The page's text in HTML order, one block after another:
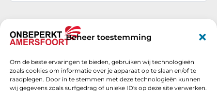
Beheer toestemming
Om de beste ervaringen te bieden, gebruiken wij technologieën
zoals cookies om informatie over je apparaat op te slaan en/of te
raadplegen. Door in te stemmen met deze technologieën kunnen
wij gegevens zoals surfgedrag of unieke ID's op deze site verwerken.
Achternaam*
E-mail*